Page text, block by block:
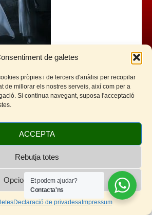
de galetes
pròpies i de tercers d'anàlisi per recopilar
de millorar els nostres serveis, així com per a
Si continua navegant, suposa l'acceptació
ACCEPTA
Rebutja totes
Opcions de cookies
Declaració de privadesaImpressum
WhatsApp
Telegram
EmailComparteix
Sitges
Et podem ajudar?
Contacta'ns